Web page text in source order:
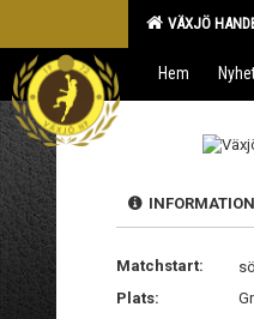
VÄXJÖ
Hem
INFORMATION
Matchstart:
Plats: